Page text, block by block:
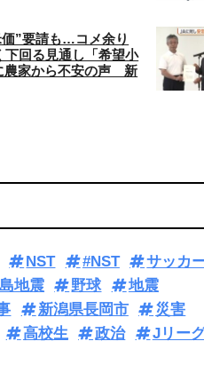
価”要請も…コメ余り
下回る見通し「希望小
農家から不安の声 新
NST #NST
サッカ
地震 野球
地震
新潟県長岡市
災害
高校生 政治 Jリー